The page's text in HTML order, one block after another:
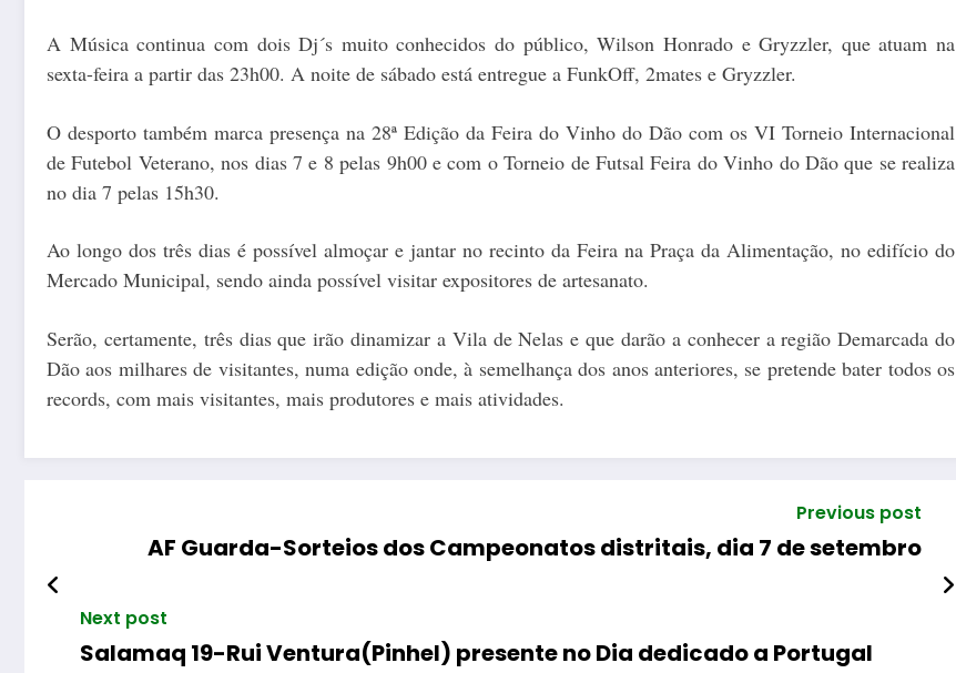
A Música continua com dois Dj´s muito conhecidos do público, Wilson Honrado e Gryzzler, que atuam na
sexta-feira a partir das 23h00. A noite de sábado está entregue a FunkOff, 2mates e Gryzzler.
O desporto também marca presença na 28ª Edição da Feira do Vinho do Dão com os VI Torneio Internacional
de Futebol Veterano, nos dias 7 e 8 pelas 9h00 e com o Torneio de Futsal Feira do Vinho do Dão que se realiza
no dia 7 pelas 15h30.
Ao longo dos três dias é possível almoçar e jantar no recinto da Feira na Praça da Alimentação, no edifício do
Mercado Municipal, sendo ainda possível visitar expositores de artesanato.
Serão, certamente, três dias que irão dinamizar a Vila de Nelas e que darão a conhecer a região Demarcada do
Dão aos milhares de visitantes, numa edição onde, à semelhança dos anos anteriores, se pretende bater todos os
records, com mais visitantes, mais produtores e mais atividades.
Previous post
AF Guarda-Sorteios dos Campeonatos distritais, dia 7 de setembro
Next post
Salamaq 19-Rui Ventura(Pinhel) presente no Dia dedicado a Portugal